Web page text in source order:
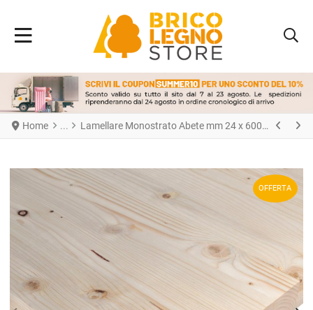
Home Lamellare Monostrato Abete mm 24 x 600 x 2450
OFFERTA